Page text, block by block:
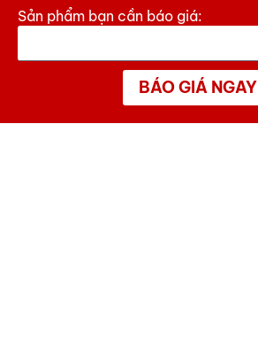
Sản phẩm bạn cần báo giá:
BÁO GIÁ NGAY